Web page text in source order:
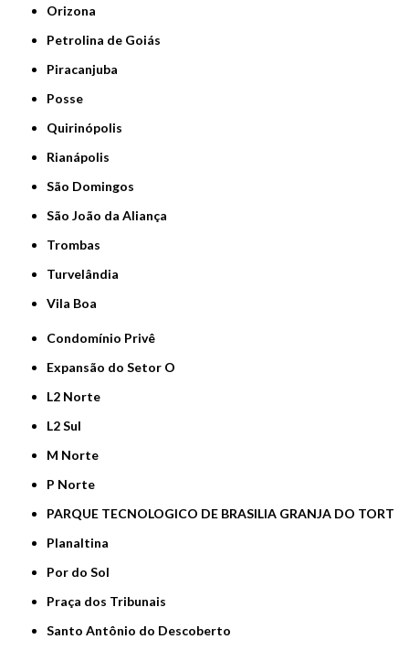
Orizona
Petrolina de Goiás
Piracanjuba
Posse
Quirinópolis
Rianápolis
São Domingos
São João da Aliança
Trombas
Turvelândia
Vila Boa
Condomínio Privê
Expansão do Setor O
L2 Norte
L2 Sul
M Norte
P Norte
PARQUE TECNOLOGICO DE BRASILIA GRANJA DO TORT
Planaltina
Por do Sol
Praça dos Tribunais
Santo Antônio do Descoberto